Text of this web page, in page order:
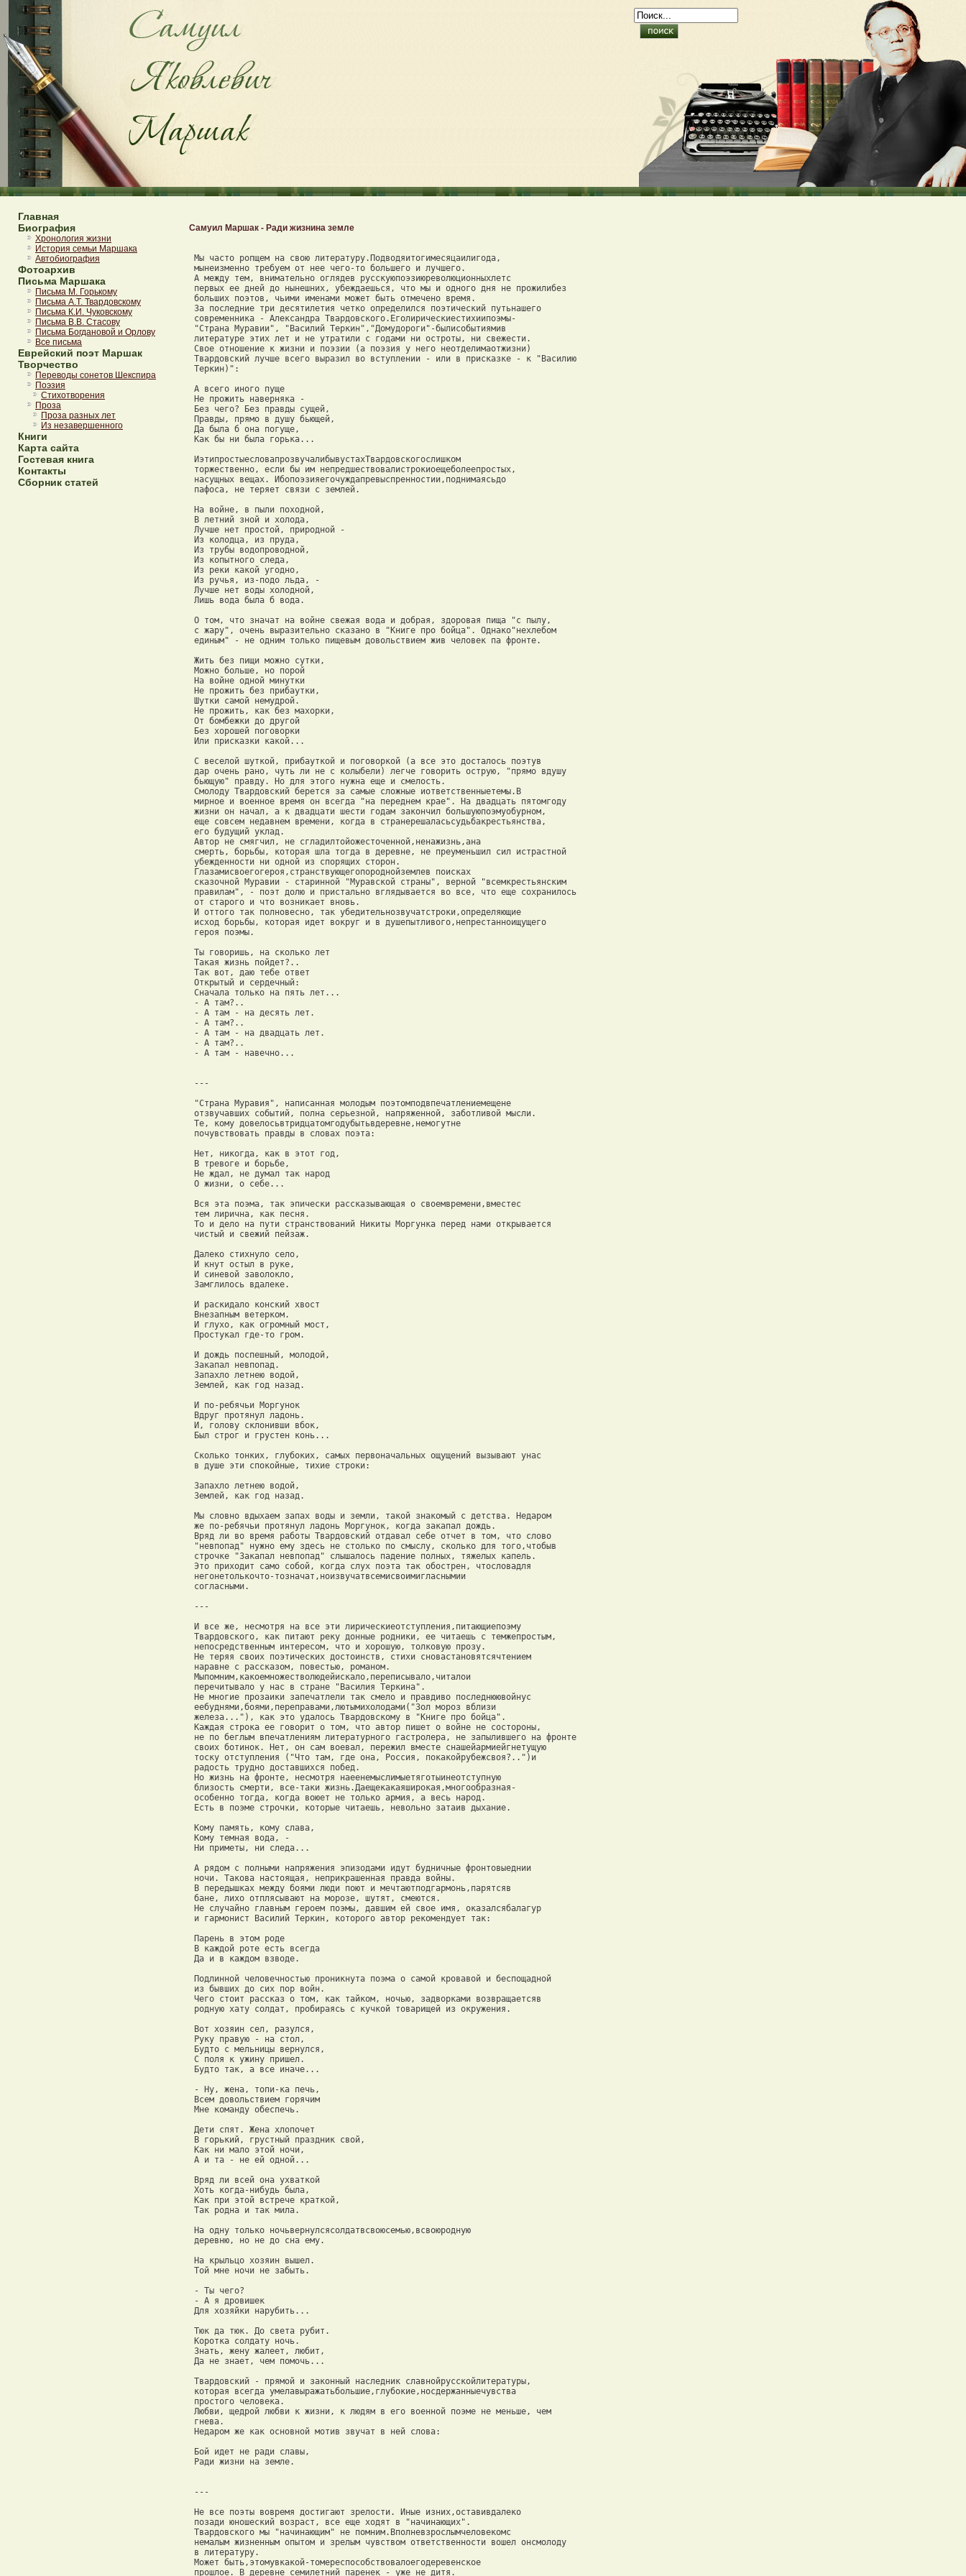
Главная
Биография
Хронология жизни
История семьи Маршака
Автобиография
Фотоархив
Письма Маршака
Письма М. Горькому
Письма А.Т. Твардовскому
Письма К.И. Чуковскому
Письма В.В. Стасову
Письма Богдановой и Орлову
Все письма
Еврейский поэт Маршак
Творчество
Переводы сонетов Шекспира
Поэзия
Стихотворения
Проза
Проза разных лет
Из незавершенного
Книги
Карта сайта
Гостевая книга
Контакты
Сборник статей
Самуил Маршак - Ради жизнина земле